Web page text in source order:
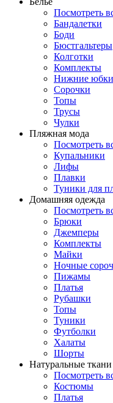
Посмотреть
Бандалетки
Боди
Бюстгальтеры
Колготки
Комплекты
Нижние юбки
Сорочки
Топы
Трусы
Чулки
Пляжная мода
Посмотреть
Купальники
Лифы
Плавки
Туники для
Домашняя одежда
Посмотреть
Брюки
Джемперы
Комплекты
Майки
Ночные
Пижамы
Платья
Рубашки
Топы
Туники
Футболки
Халаты
Шорты
Натуральные ткани
Посмотреть
Костюмы
Платья